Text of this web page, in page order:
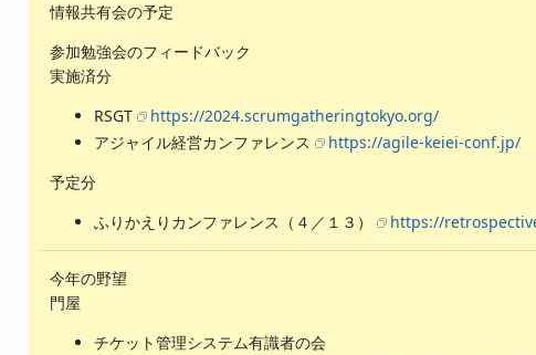
情報共有会の予定
参加勉強会のフィードバック
実施済分
RSGT
https://2024.scrumgatheringtokyo.org/
アジャイル経営カンファレンス
https://agile-keiei-conf.jp/
予定分
ふりかえりカンファレンス（４／１３）
https://
今年の野望
門屋
チケット管理システム有識者の会